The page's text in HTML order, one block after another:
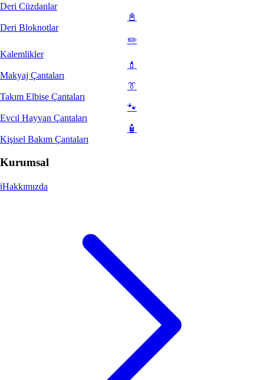
Deri Cüzdanlar
📓
Deri Bloknotlar
✏️
Kalemlikler
💄
Makyaj Çantaları
👔
Takım Elbise Çantaları
🐾
Evcıl Hayvan Çantaları
🧴
Kişisel Bakım Çantaları
Kurumsal
ℹ️Hakkımızda